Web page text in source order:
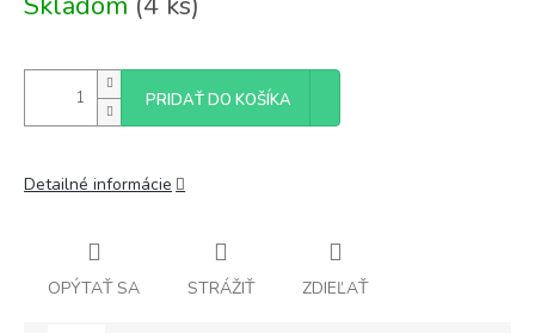
cena:
PRIDAŤ DO KOŠÍKA
Detailné informácie
OPÝTAŤ SA STRÁŽIŤ ZDIEĽAŤ